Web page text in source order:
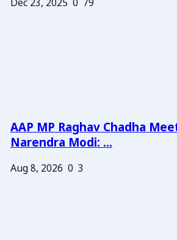
Dec 23, 2025 0 79
AAP MP Raghav Chadha
Narendra Modi: ...
Aug 8, 2026 0 3